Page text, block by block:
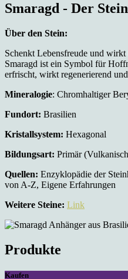
Smaragd - Der
Über den Stein:
Schenkt Lebensfreude und
Smaragd ist ein Symbol für
erfrischt, wirkt regenerierend
Mineralogie: Chromhaltiger
Fundort: Brasilien
Kristallsystem: Hexagonal
Bildungsart: Primär
Quellen: Enzyklopädie der
von A-Z, Eigene Erfahrungen
Weitere Steine: Link
Produkte
Kaufen